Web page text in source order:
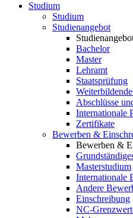
Studium
Studium
Studienangebot
Bachelor
Master
Lehramt
Staatsprüfung
Abschlüsse
Internationale
Zertifikate
Bewerben &
Bewerben &
Masterstudium
Internationale
Andere
Einschreibung
NC-